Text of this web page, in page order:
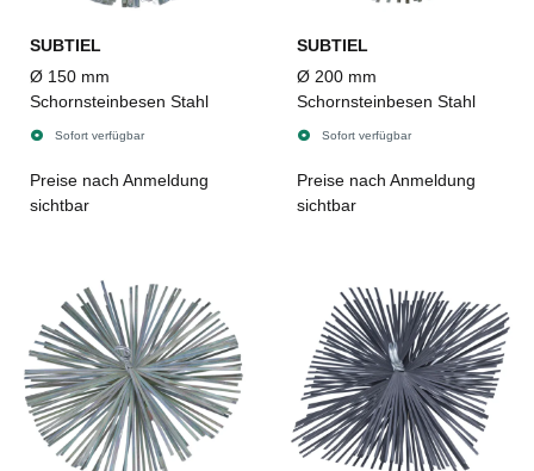
SUBTIEL
Ø 150 mm
Schornsteinbesen Stahl
Sofort verfügbar
Preise nach Anmeldung
sichtbar
SUBTIEL
Ø 200 mm
Schornsteinbesen Stahl
Sofort verfügbar
Preise nach Anmeldung
sichtbar